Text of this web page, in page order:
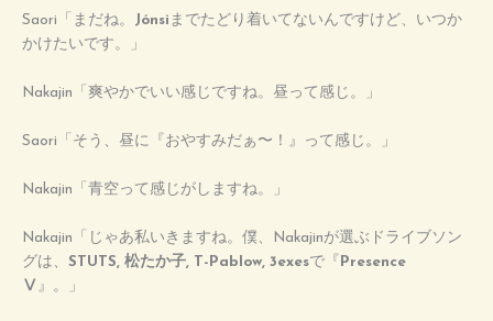
Saori「まだね。 Jónsi までたどり着いてないんですけど、いつか
かけたいです。」
Nakajin「爽やかでいい感じですね。昼って感じ。」
Saori「そう、昼に『おやすみだぁ〜！』って感じ。」
Nakajin「青空って感じがしますね。」
Nakajin「じゃあ私いきますね。僕、Nakajinが選ぶドライブソン
グは、 STUTS, 松たか子, T-Pablow, 3exesで『 Presence
Ⅴ 』。」